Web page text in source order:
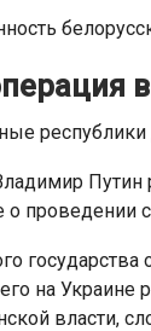
Путин
проведении
на Украине
власти,